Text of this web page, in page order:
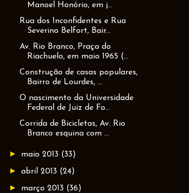
Manoel Honório, em j...
Rua dos Inconfidentes e Rua
Severino Belfort, Bair...
Av. Rio Branco, Praça do
Riachuelo, em maio 1965 (...
Construção de casas populares,
Bairro de Lourdes, ...
O nascimento da Universidade
Federal de Juiz de Fo...
Corrida de Bicicletas, Av. Rio
Branco esquina com ...
► maio 2013 (33)
►abril 2013 (24)
► março 2013 (36)